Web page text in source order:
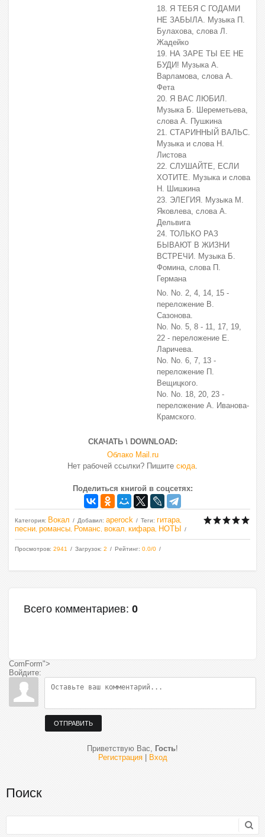
18. Я ТЕБЯ С ГОДАМИ
НЕ ЗАБЫЛА. Музыка П.
Булахова, слова Л.
Жадейко
19. НА ЗАРЕ ТЫ ЕЕ НЕ
БУДИ! Музыка А.
Варламова, слова А.
Фета
20. Я ВАС ЛЮБИЛ.
Музыка Б. Шереметьева,
слова А. Пушкина
21. СТАРИННЫЙ ВАЛЬС.
Музыка и слова Н.
Листова
22. СЛУШАЙТЕ, ЕСЛИ
ХОТИТЕ. Музыка и слова
Н. Шишкина
23. ЭЛЕГИЯ. Музыка М.
Яковлева, слова А.
Дельвига
24. ТОЛЬКО РАЗ
БЫВАЮТ В ЖИЗНИ
ВСТРЕЧИ. Музыка Б.
Фомина, слова П.
Германа
No. No. 2, 4, 14, 15 -
переложение В.
Сазонова.
No. No. 5, 8 - 11, 17, 19,
22 - переложение Е.
Ларичева.
No. No. 6, 7, 13 -
переложение П.
Вещицкого.
No. No. 18, 20, 23 -
переложение А. Иванова-
Крамского.
СКАЧАТЬ \ DOWNLOAD:
Облако Mail.ru
Нет рабочей ссылки? Пишите сюда.
Поделиться книгой в соцсетях:
Категория: Вокал Добавил: aperock Теги: гитара
песни романсы Романс вокал кифара НОТЫ
Просмотров: 2941 Загрузок: 2 Рейтинг: 0.0/0
Всего комментариев: 0
ComForm">
Войдите:
ОТПРАВИТЬ
Приветствую Вас, Гость!
Регистрация| Вход
Поиск